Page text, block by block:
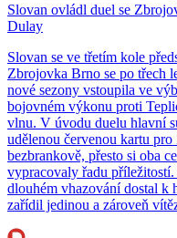
Slovan ovládl duel se
Dulay
Slovan se ve třetím kole
Zbrojovka Brno se po třech
nové sezony vstoupila ve
bojovném výkonu proti
vlnu. V úvodu duelu hlavní
udělenou červenou kartu
bezbrankově, přesto si oba
vypracovaly řadu
dlouhém vhazování dostal k
zařídil jedinou a zároveň